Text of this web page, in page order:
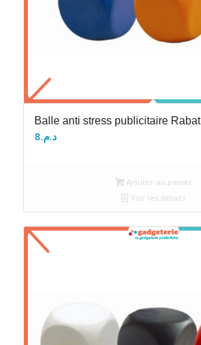
Balle anti stress publicitaire Rabat
د.م.8
Ajouter au panier
Voir les détails